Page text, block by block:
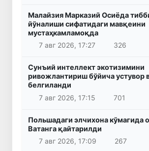
Малайзия Марказий Осиёда
йўналиши сифатидаги мавқеини
мустаҳкамламоқда
7 авг 2026, 17:27
326
Сунъий интеллект экотизимини
ривожлантириш бўйича устувор
белгиланди
7 авг 2026, 17:15
701
Польшадаги элчихона кўмагида
Ватанга қайтарилди
7 авг 2026, 17:09
267